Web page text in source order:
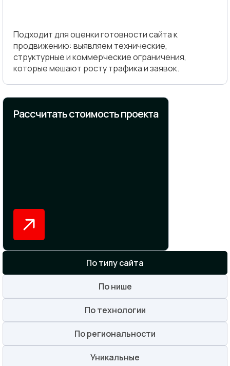
Подходит для оценки готовности сайта к
продвижению: выявляем технические,
структурные и коммерческие ограничения,
которые мешают росту трафика и заявок.
Рассчитать стоимость проекта
По типу сайта
По нише
По технологии
По региональности
Уникальные